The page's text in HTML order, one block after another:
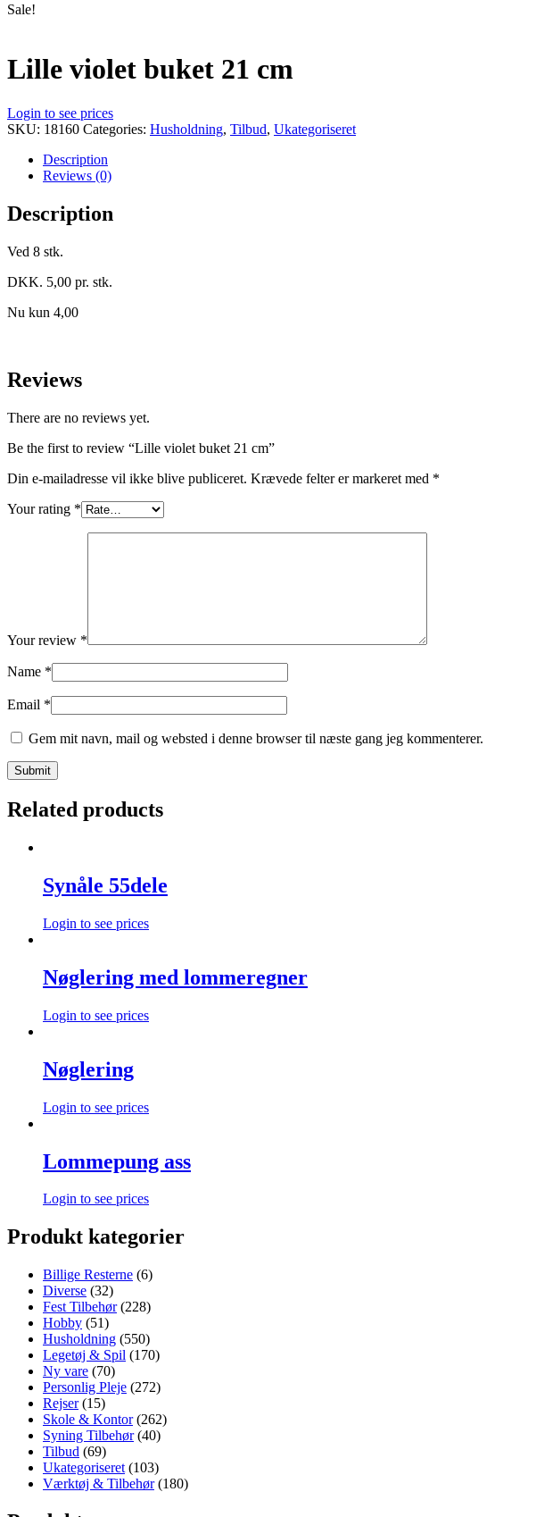
Sale!
Lille violet buket 21 cm
Login to see prices
SKU: 18160 Categories: Husholdning, Tilbud, Ukategoriseret
Description
Reviews (0)
Description
Ved 8 stk.
DKK. 5,00 pr. stk.
Nu kun 4,00
Reviews
There are no reviews yet.
Be the first to review “Lille violet buket 21 cm”
Din e-mailadresse vil ikke blive publiceret. Krævede felter er markeret med *
Your rating *
Your review *
Name *
Email *
Gem mit navn, mail og websted i denne browser til næste gang jeg kommenterer.
Related products
Synåle 55dele
Login to see prices
Nøglering med lommeregner
Login to see prices
Nøglering
Login to see prices
Lommepung ass
Login to see prices
Produkt kategorier
Billige Resterne (6)
Diverse (32)
Fest Tilbehør (228)
Hobby (51)
Husholdning (550)
Legetøj & Spil (170)
Ny vare (70)
Personlig Pleje (272)
Rejser (15)
Skole & Kontor (262)
Syning Tilbehør (40)
Tilbud (69)
Ukategoriseret (103)
Værktøj & Tilbehør (180)